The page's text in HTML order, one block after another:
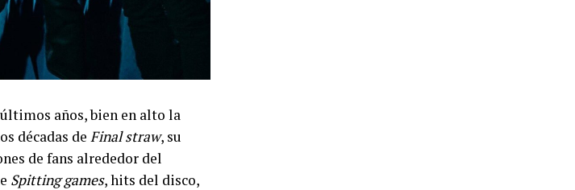
años, bien en alto la
décadas de Final straw, su
de fans alrededor del
Spitting games, hits del disco,